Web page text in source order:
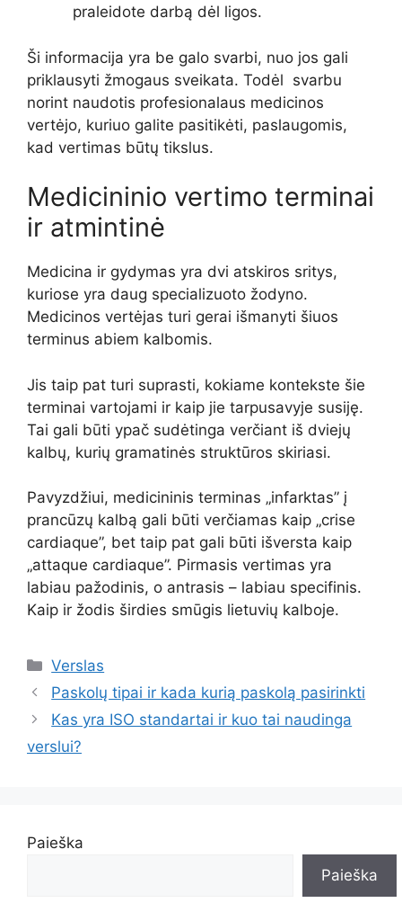
praleidote darbą dėl ligos.
Ši informacija yra be galo svarbi, nuo jos gali
priklausyti žmogaus sveikata. Todėl svarbu
norint naudotis profesionalaus medicinos
vertėjo, kuriuo galite pasitikėti, paslaugomis,
kad vertimas būtų tikslus.
Medicininio vertimo terminai
ir atmintinė
Medicina ir gydymas yra dvi atskiros sritys,
kuriose yra daug specializuoto žodyno.
Medicinos vertėjas turi gerai išmanyti šiuos
terminus abiem kalbomis.
Jis taip pat turi suprasti, kokiame kontekste šie
terminai vartojami ir kaip jie tarpusavyje susiję.
Tai gali būti ypač sudėtinga verčiant iš dviejų
kalbų, kurių gramatinės struktūros skiriasi.
Pavyzdžiui, medicininis terminas „infarktas” į
prancūzų kalbą gali būti verčiamas kaip „crise
cardiaque”, bet taip pat gali būti išversta kaip
„attaque cardiaque”. Pirmasis vertimas yra
labiau pažodinis, o antrasis – labiau specifinis.
Kaip ir žodis širdies smūgis lietuvių kalboje.
Kategorijos
Verslas
Paskolų tipai ir kada kurią paskolą pasirinkti
Kas yra ISO standartai ir kuo tai naudinga
verslui?
Paieška
Paieška